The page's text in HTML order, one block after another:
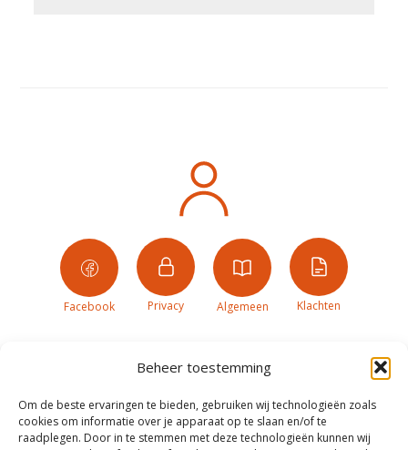
Beheer toestemming
Om de beste ervaringen te bieden, gebruiken wij technologieën zoals
cookies om informatie over je apparaat op te slaan en/of te
raadplegen. Door in te stemmen met deze technologieën kunnen wij
Facebook Privacy Algemeen Klachten